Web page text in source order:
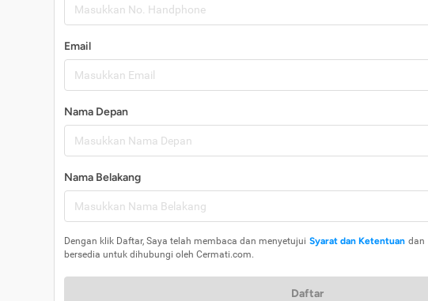
Email
Nama Depan
Nama Belakang
Dengan klik Daftar, Saya telah membaca dan menyetujui Syarat dan Ketentuan dan
bersedia untuk dihubungi oleh Cermati.com.
Daftar